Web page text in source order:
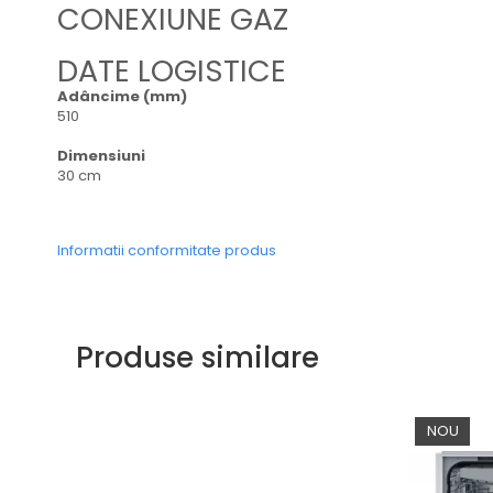
CONEXIUNE GAZ
DATE LOGISTICE
Adâncime (mm)
510
Dimensiuni
30 cm
Informatii conformitate produs
Produse similare
NOU